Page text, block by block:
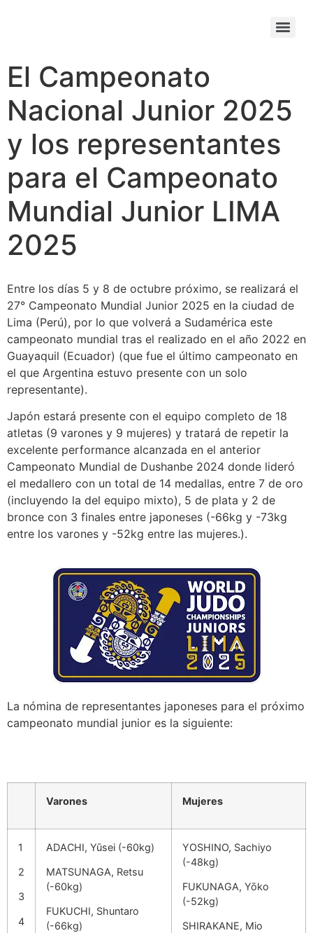
El Campeonato
Nacional Junior 2025
y los representantes
para el Campeonato
Mundial Junior LIMA
2025
Entre los días 5 y 8 de octubre próximo, se realizará el
27° Campeonato Mundial Junior 2025 en la ciudad de
Lima (Perú), por lo que volverá a Sudamérica este
campeonato mundial tras el realizado en el año 2022 en
Guayaquil (Ecuador) (que fue el último campeonato en
el que Argentina estuvo presente con un solo
representante).
Japón estará presente con el equipo completo de 18
atletas (9 varones y 9 mujeres) y tratará de repetir la
excelente performance alcanzada en el anterior
Campeonato Mundial de Dushanbe 2024 donde lideró
el medallero con un total de 14 medallas, entre 7 de oro
(incluyendo la del equipo mixto), 5 de plata y 2 de
bronce con 3 finales entre japoneses (-66kg y -73kg
entre los varones y -52kg entre las mujeres.).
La nómina de representantes japoneses para el próximo
campeonato mundial junior es la siguiente:
Varones Mujeres
1
2
3
4
ADACHI, Yūsei (-60kg)
MATSUNAGA, Retsu
(-60kg)
FUKUCHI, Shuntaro
(-66kg)
YOSHINO, Sachiyo
(-48kg)
FUKUNAGA, Yōko
(-52kg)
SHIRAKANE, Mio